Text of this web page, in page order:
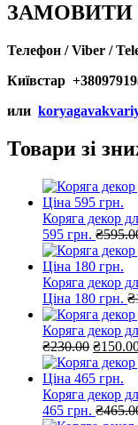
ЗАМОВИТИ
Телефон / Viber /
Київстар
или
Товари зі
Коряга декор
595 грн. ₴
Коряга декор
Ціна 180 грн. ₴
Коряга декор
₴230.00
ціна:
₴230.00.
₴
Коряга декор
465 грн. ₴